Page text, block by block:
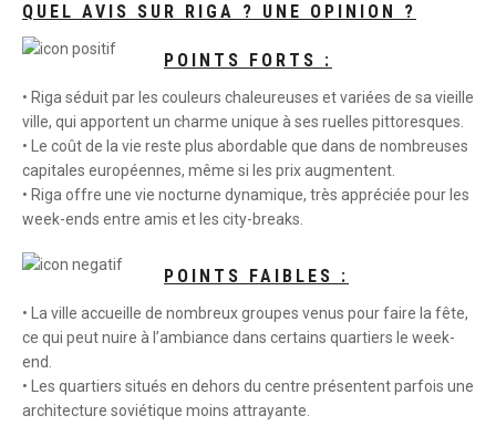
QUEL AVIS SUR RIGA ? UNE OPINION ?
POINTS FORTS :
• Riga séduit par les couleurs chaleureuses et variées de sa vieille
ville, qui apportent un charme unique à ses ruelles pittoresques.
• Le coût de la vie reste plus abordable que dans de nombreuses
capitales européennes, même si les prix augmentent.
• Riga offre une vie nocturne dynamique, très appréciée pour les
week-ends entre amis et les city-breaks.
POINTS FAIBLES :
• La ville accueille de nombreux groupes venus pour faire la fête,
ce qui peut nuire à l’ambiance dans certains quartiers le week-
end.
• Les quartiers situés en dehors du centre présentent parfois une
architecture soviétique moins attrayante.